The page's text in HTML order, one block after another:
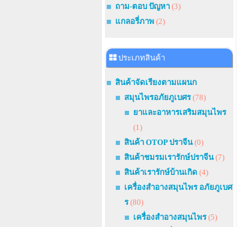
ถาม-ตอบ ปัญหา (3)
แกลอรี่ภาพ (2)
ประเภทสินค้า
สินค้าจัดเรียงตามแผนก
สมุนไพรอภัยภูเบศร(78)
ยาและอาหารเสริมสมุนไพร
(1)
สินค้า OTOP ปราจีน(0)
สินค้าชมรมเรารักษ์ปราจีน(7)
สินค้าเรารักษ์บ้านเกิด (4)
เครื่องสำอางสมุนไพร อภัยภูเบศ
ร(80)
เครื่องสำอางสมุนไพร(5)